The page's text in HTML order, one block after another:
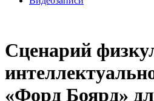
Сценарий
«Форд Боярд»